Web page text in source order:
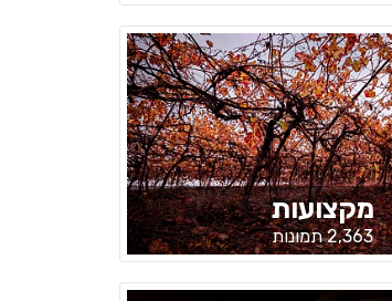
מקצועות
2,363 תמונות